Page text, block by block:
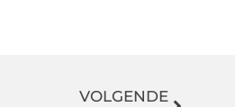
VOLGENDE